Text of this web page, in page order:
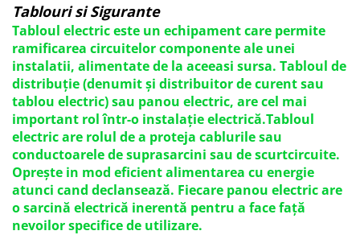
Tablouri si Sigurante
Tabloul electric este un echipament care permite
ramificarea circuitelor componente ale unei
instalatii, alimentate de la aceeasi sursa. Tabloul de
distribuție (denumit și distribuitor de curent sau
tablou electric) sau panou electric, are cel mai
important rol într-o instalație electrică.Tabloul
electric are rolul de a proteja cablurile sau
conductoarele de suprasarcini sau de scurtcircuite.
Oprește in mod eficient alimentarea cu energie
atunci cand declansează. Fiecare panou electric are
o sarcină electrică inerentă pentru a face față
nevoilor specifice de utilizare.